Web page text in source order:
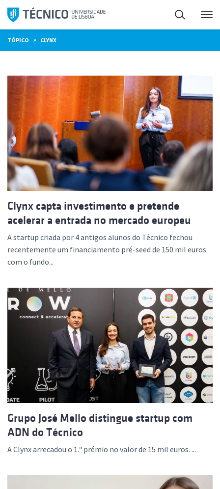
Saltar
para
o
conteúdo
Pesquisa
TÓPICO » CLYNX
Clynx capta investimento e pretende
acelerar a entrada no mercado europeu
A startup criada por 4 antigos alunos do Técnico fechou
recentemente um financiamento pré-seed de 150 mil euros
com o fundo...
Grupo José Mello distingue startup com
ADN do Técnico
A Clynx arrecadou o 1.º prémio no valor de 15 mil euros. ...